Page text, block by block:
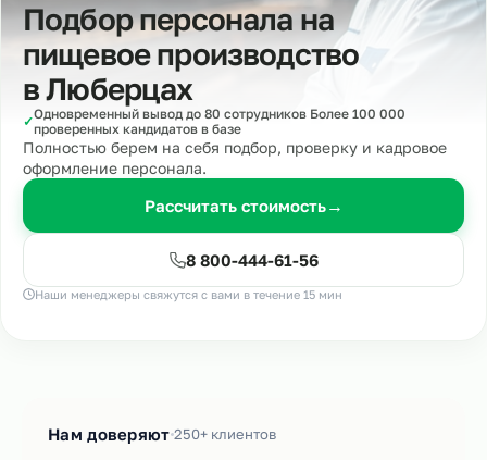
Подбор персонала на
пищевое производство
вЛюберцах
✓Одновременный вывод до 80 сотрудников Более 100 000
проверенных кандидатов в базе
Полностью берем на себя подбор, проверку и кадровое
оформление персонала.
Рассчитать стоимость→
8 800-444-61-56
Наши менеджеры свяжутся с вами в течение 15 мин
Нам доверяют 250+ клиентов